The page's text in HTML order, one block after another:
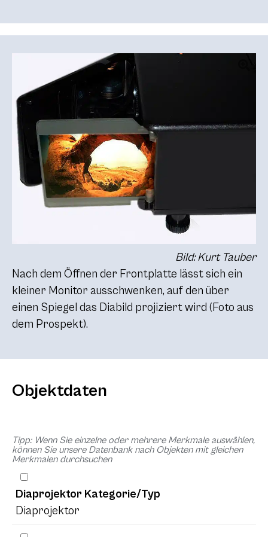
Bild: Kurt Tauber
Nach dem Öffnen der Frontplatte lässt sich ein
kleiner Monitor ausschwenken, auf den über
einen Spiegel das Diabild projiziert wird (Foto aus
dem Prospekt).
Objektdaten
Tipp: Wenn Sie einzelne oder mehrere Merkmale auswählen,
können Sie unsere Datenbank nach Objekten mit gleichen
Merkmalen durchsuchen
Diaprojektor Kategorie/Typ
Diaprojektor